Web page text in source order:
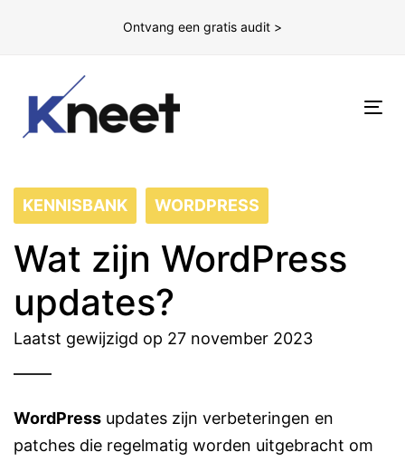
Ontvang een gratis audit >
KENNISBANK WORDPRESS
Wat zijn WordPress
updates?
Laatst gewijzigd op 27 november 2023
WordPress updates zijn verbeteringen en
patches die regelmatig worden uitgebracht om